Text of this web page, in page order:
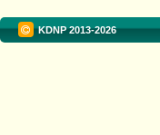
KDNP2013-2026